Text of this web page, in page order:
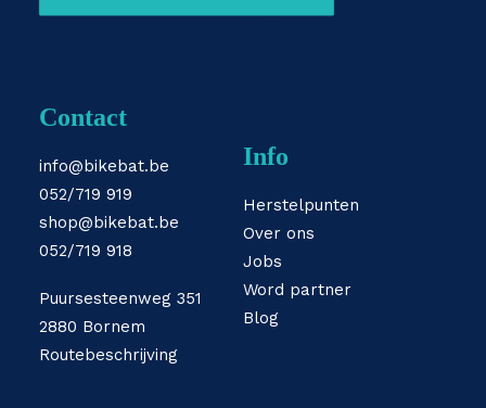
Contact
info@bikebat.be
052/719 919
shop@bikebat.be
052/719 918
Puursesteenweg 351
2880 Bornem
Routebeschrijving
Info
Herstelpunten
Over ons
Jobs
Word partner
Blog